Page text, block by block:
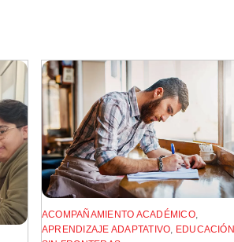
ACOMPAÑAMIENTO ACADÉMICO,
APRENDIZAJE ADAPTATIVO, EDUCACIÓN